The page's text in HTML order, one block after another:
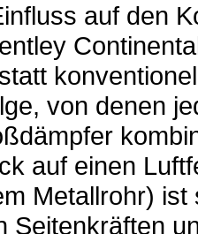
auf den
von denen
auf einen
Metallrohr)
Seitenkräften